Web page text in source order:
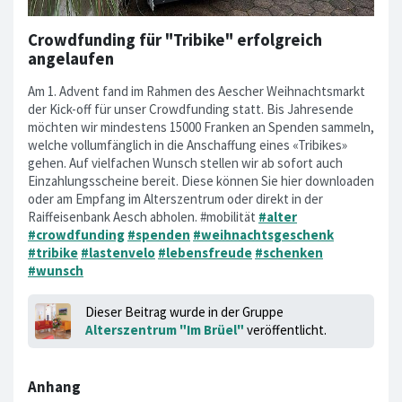
Crowdfunding für "Tribike" erfolgreich
angelaufen
Am 1. Advent fand im Rahmen des Aescher Weihnachtsmarkt
der Kick-off für unser Crowdfunding statt. Bis Jahresende
möchten wir mindestens 15000 Franken an Spenden sammeln,
welche vollumfänglich in die Anschaffung eines «Tribikes»
gehen. Auf vielfachen Wunsch stellen wir ab sofort auch
Einzahlungsscheine bereit. Diese können Sie hier downloaden
oder am Empfang im Alterszentrum oder direkt in der
Raiffeisenbank Aesch abholen. #mobilität #alter
#crowdfunding #spenden #weihnachtsgeschenk
#tribike #lastenvelo #lebensfreude #schenken
#wunsch
Dieser Beitrag wurde in der Gruppe
Alterszentrum "Im Brüel" veröffentlicht.